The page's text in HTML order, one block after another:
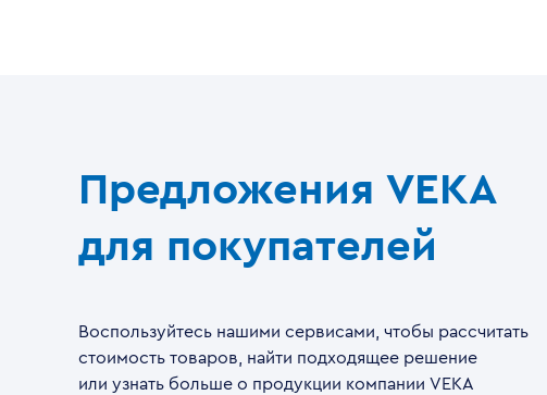
Предложения VEKA
для покупателей
Воспользуйтесь нашими сервисами, чтобы рассчитать
стоимость товаров, найти подходящее решение
или узнать больше о продукции компании VEKA